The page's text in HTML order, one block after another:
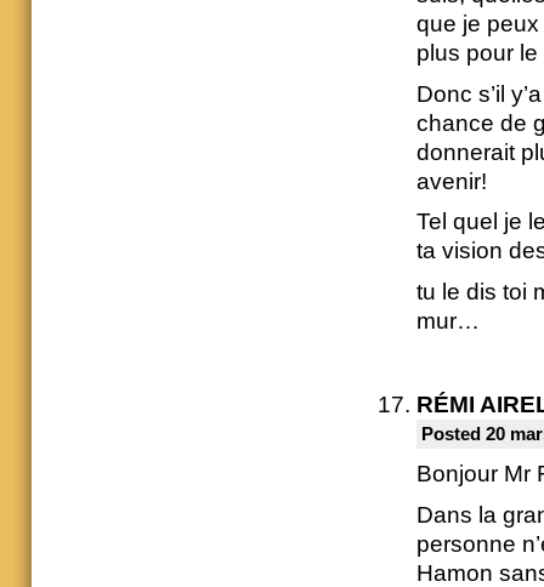
que je
plus pour le
Donc s’il
chance de
donnerait
avenir!
Tel quel je
ta vision
tu le dis toi
mur…
RÉMI
Posted 20
Bonjour Mr
Dans la
personne
Hamon